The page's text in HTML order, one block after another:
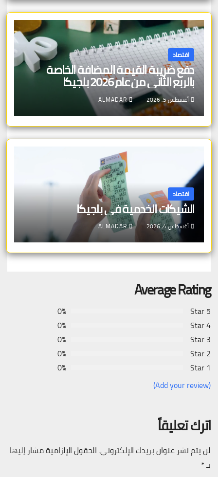
اقتصاد
دفع ضريبة القيمة المضافة الخاصة
بالربع الثاني من عام 2026 بلجيكا
أغسطس 5, 2026 ALMADAR
اقتصاد
الشيكات الخدمية في بلجيكا
أغسطس 4, 2026 ALMADAR
Average Rating
5 Star
0%
4 Star
0%
3 Star
0%
2 Star
0%
1 Star
0%
(Add your review)
اترك تعليقاً
لن يتم نشر عنوان بريدك الإلكتروني. الحقول الإلزامية مشار إليها
بـ*